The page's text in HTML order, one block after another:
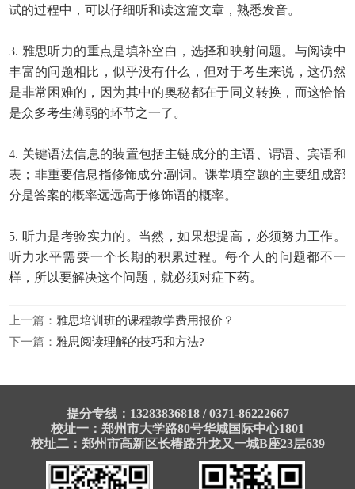
试的过程中，可以仔细听和读这篇文章，熟悉发音。
3. 雅思听力的重点是填补空白，选择和映射问题。与阅读中
丰富的问题相比，似乎没有什么，但对于考生来说，这仍然
是非常困难的，因为其中的奥秘都在于同义转换，而这恰恰
是众多考生薄弱的环节之一了。
4. 关键语法信息的装置包括主链成分的主语、谓语、宾语和
表；非重要信息指修饰成分:副词。课堂填空题的主要组成部
分是答案的概率远远高于修饰语的概率。
5. 听力是考验实力的 。当然，如果想提高，必须努力工作。
听力水平需要一个长期的积累过程。每个人的问题都不一
样，所以要解决这个问题，就必须对症下药。
上一篇：雅思培训班的课程教学费用报价？
下一篇：雅思阅读理解的技巧和方法?
提分专线：13283836818 / 0371-86222667
校址一：郑州市大学路80号华城国际中心1801
校址二：郑州市高新区长椿路升龙又一城B座23层639